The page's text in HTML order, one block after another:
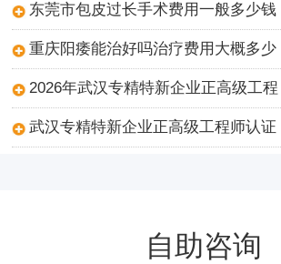
东莞市包皮过长手术费用一般多少钱
重庆阳痿能治好吗治疗费用大概多少
2026年武汉专精特新企业正高级工程
武汉专精特新企业正高级工程师认证
自助咨询